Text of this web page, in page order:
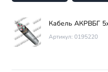
Кабель АКРВБГ
Артикул: 0195220